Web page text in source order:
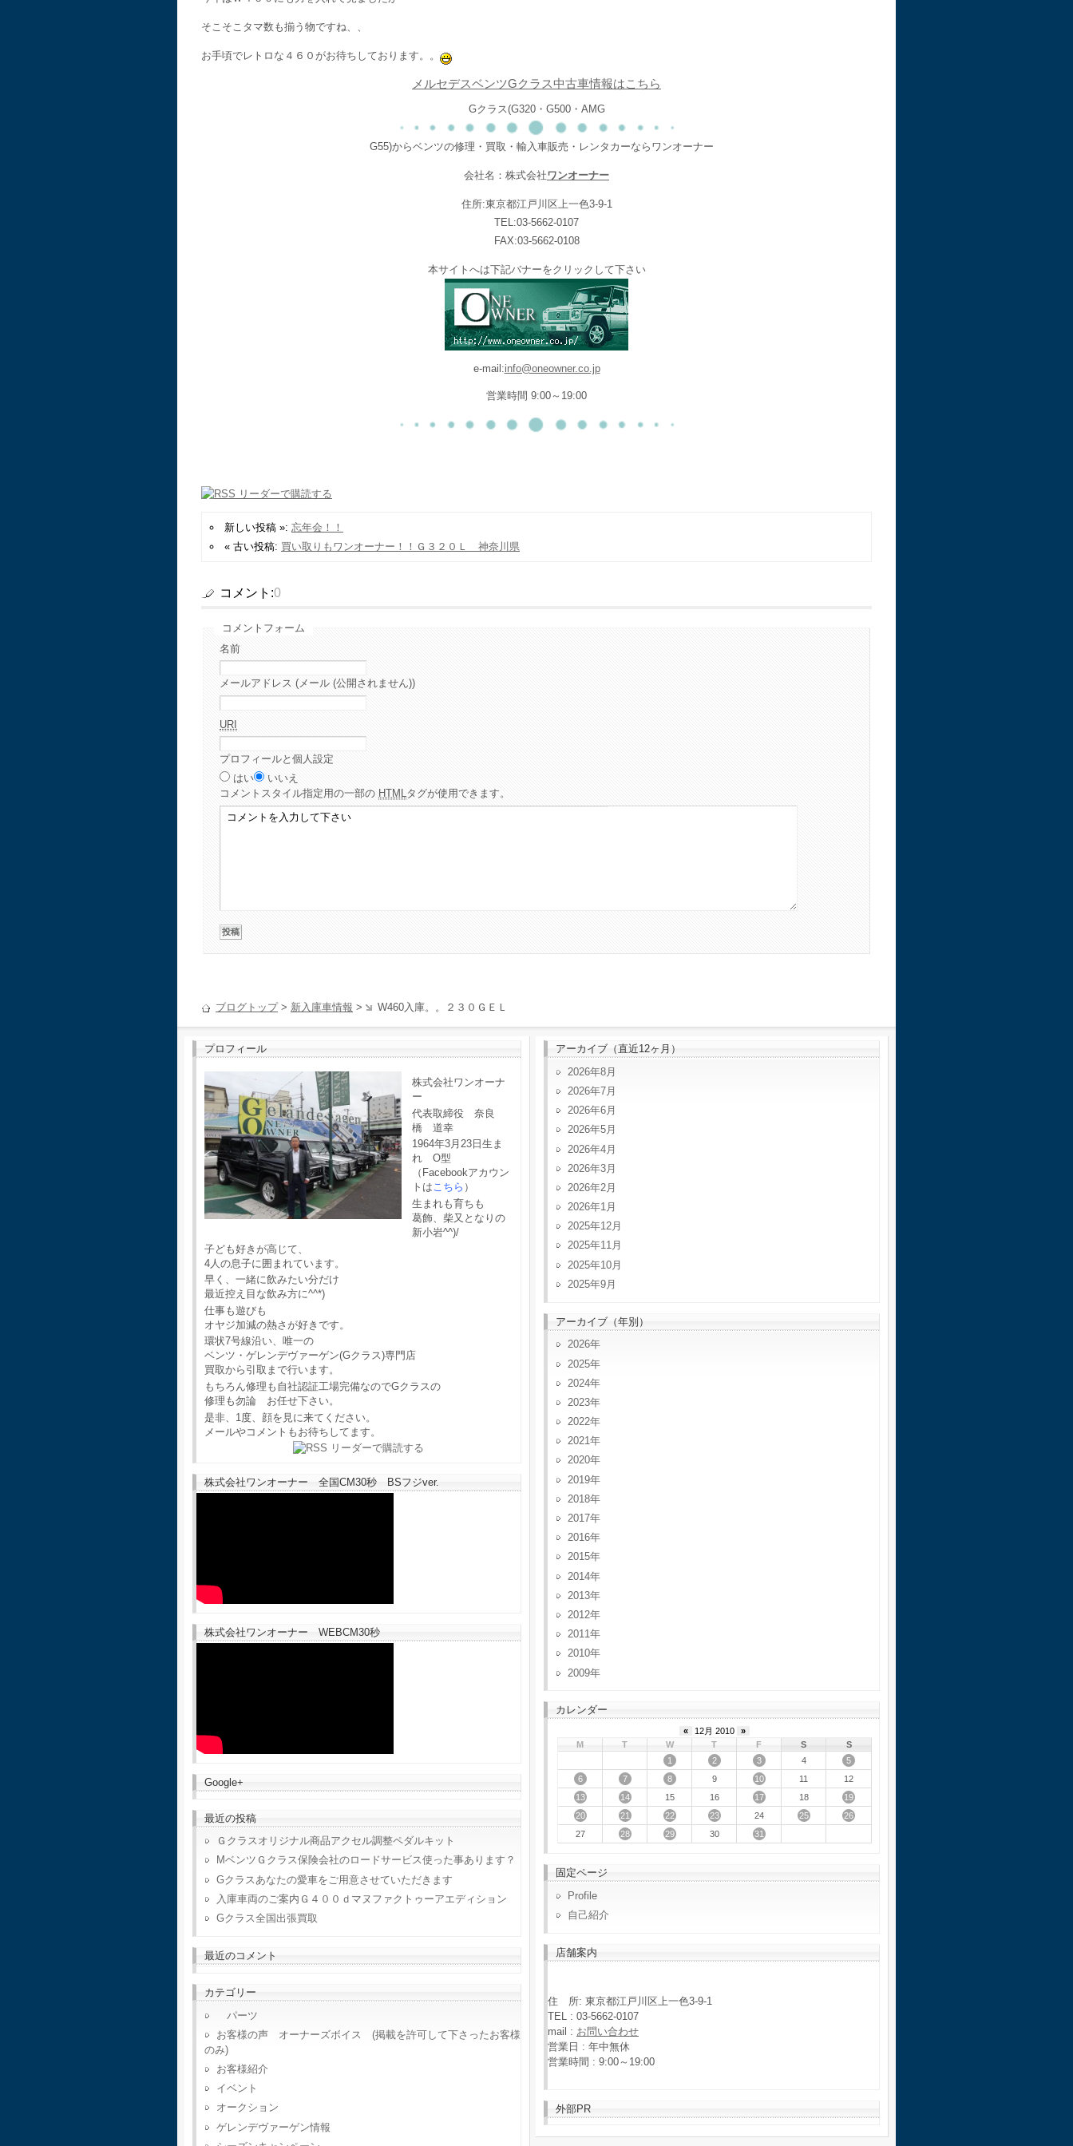
そこそこタマ数も揃う物ですね、、
お手頃でレトロな４６０がお待ちしております。。
メルセデスベンツGクラス中古車情報はこちら
Gクラス(G320・G500・AMG
G55)からベンツの修理・買取・輸入車販売・レンタカーならワンオーナー
会社名：株式会社ワンオーナー
住所:東京都江戸川区上一色3-9-1
TEL:03-5662-0107
FAX:03-5662-0108
本サイトへは下記バナーをクリックして下さい
e-mail:info@oneowner.co.jp
営業時間 9:00～19:00
新しい投稿 »: 忘年会！！
« 古い投稿: 買い取りもワンオーナー！！Ｇ３２０Ｌ 神奈川県
コメント:0
コメントフォーム
名前
メールアドレス (メール (公開されません))
URI
プロフィールと個人設定
はい
いいえ
コメント スタイル指定用の一部の HTMLタグが使用できます。
ブログトップ> 新入庫車情報 > W460入庫。。２３０ＧＥＬ
プロフィール
株式会社ワンオーナ
ー
代表取締役 奈良
橋 道幸
1964年3月23日生ま
れ O型
（Facebookアカウン
トはこちら ）
生まれも育ちも
葛飾、柴又となりの
新小岩^^)/
子ども好きが高じて、
4人の息子に囲まれています。
早く、一緒に飲みたい分だけ
最近控え目な飲み方に^^*)
仕事も遊びも
オヤジ加減の熱さが好きです。
環状7号線沿い、唯一の
ベンツ・ゲレンデヴァーゲン(Gクラス)専門店
買取から引取まで行います。
もちろん修理も自社認証工場完備なのでGクラスの
修理も勿論 お任せ下さい。
是非、1度、顔を見に来てください。
メールやコメントもお待ちしてます。
株式会社ワンオーナー 全国CM30秒 BSフジver.
株式会社ワンオーナー WEBCM30秒
Google+
最近の投稿
Ｇクラスオリジナル商品アクセル調整ペダルキット
MベンツＧクラス保険会社のロードサービス使った事あります？
Gクラスあなたの愛車をご用意させていただきます
入庫車両のご案内Ｇ４００ｄマヌファクトゥーアエディション
Gクラス全国出張買取
最近のコメント
カテゴリー
パーツ
お客様の声 オーナーズボイス (掲載を許可して下さったお客様
のみ)
お客様紹介
イベント
オークション
ゲレンデヴァーゲン情報
アーカイブ（直近12ヶ月）
2026年8月
2026年7月
2026年6月
2026年5月
2026年4月
2026年3月
2026年2月
2026年1月
2025年12月
2025年11月
2025年10月
2025年9月
アーカイブ（年別）
2026
2025
2024
2023
2022
2021
2020
2019
2018
2017
2016
2015
2014
2013
2012
2011
2010
2009
カレンダー
« 12月 2010
»
M
T W T F S
S
1
2 3 4
5
6
7 8 9 10 11
12
13
14 15 16 17 18
19
20
21 22 23 24 25
26
27
28 29 30 31
固定ページ
Profile
自己紹介
店舗案内
住 所: 東京都江戸川区上一色3-9-1
TEL : 03-5662-0107
mail : お問い合わせ
営業日 : 年中無休
営業時間 : 9:00～19:00
外部PR